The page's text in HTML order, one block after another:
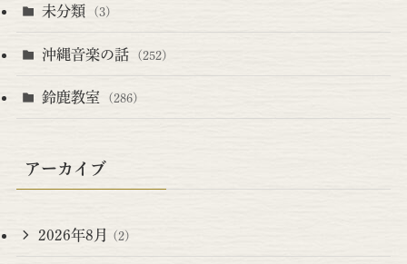
未分類 (3)
沖縄音楽の話 (252)
鈴鹿教室 (286)
アーカイブ
2026年8月 (2)